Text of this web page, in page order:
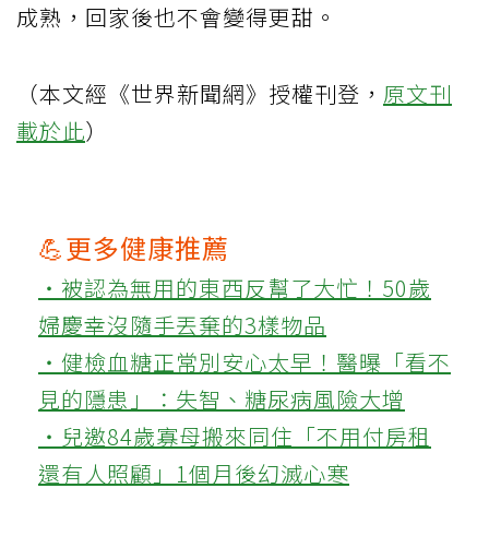
成熟，回家後也不會變得更甜。
（本文經《世界新聞網》授權刊登， 原文刊
載於此）
💪更多健康推薦
‧被認為無用的東西反幫了大忙！50歲
婦慶幸沒隨手丟棄的3樣物品
‧健檢血糖正常別安心太早！醫曝「看不
見的隱患」：失智、糖尿病風險大增
‧兒邀84歲寡母搬來同住「不用付房租
還有人照顧」1個月後幻滅心寒